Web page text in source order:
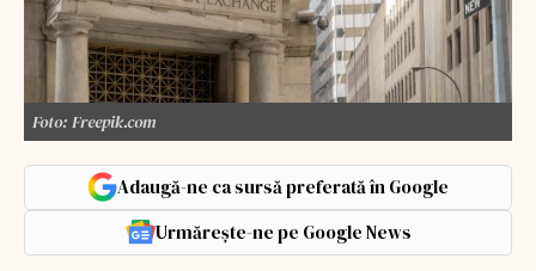
Foto: Freepik.com
Adaugă-ne ca sursă preferată în Google
Urmărește-ne pe Google News